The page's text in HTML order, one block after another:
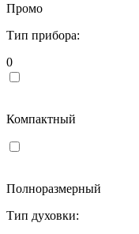
Промо
Тип прибора:
0
Компактный
Полноразмерный
Тип духовки: